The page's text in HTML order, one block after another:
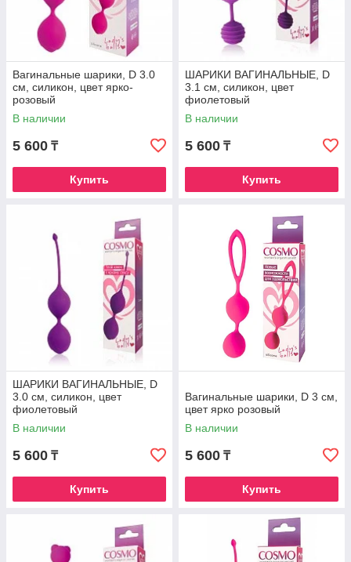
Вагинальные шарики, D 3.0
см, силикон, цвет ярко-
розовый
В наличии
5 600 ₸
Купить
ШАРИКИ ВАГИНАЛЬНЫЕ, D
3.1 см, силикон, цвет
фиолетовый
В наличии
5 600 ₸
Купить
ШАРИКИ ВАГИНАЛЬНЫЕ, D
3.0 см, силикон, цвет
фиолетовый
В наличии
5 600 ₸
Купить
Вагинальные шарики, D 3 см,
цвет ярко розовый
В наличии
5 600 ₸
Купить